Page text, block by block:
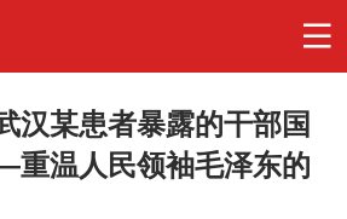
汉某患者暴露的干部国
温人民领袖毛泽东的